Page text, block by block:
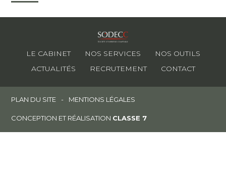
Footer
LE CABINET NOS SERVICES
NOS OUTILS
ACTUALITÉS
RECRUTEMENT CONTACT
Footer
PLAN DU SITE MENTIONS LÉGALES
CONCEPTION ET RÉALISATION CLASSE 7